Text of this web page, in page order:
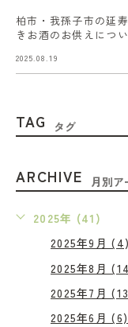
柏市・我孫子市の延
きお酒のお供えにつ
2025.08.19
TAG タグ
ARCHIVE 月別ア
2025年 (41)
2025年9月 (4)
2025年8月
2025年7月
2025年6月 (6)